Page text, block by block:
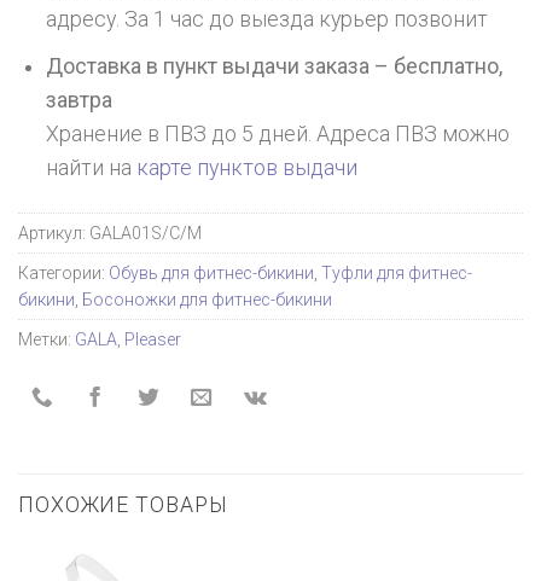
адресу. За 1 час до выезда курьер позвонит
Доставка в пункт выдачи заказа – бесплатно,
завтра
Хранение в ПВЗ до 5 дней. Адреса ПВЗ можно
найти на карте пунктов выдачи
Артикул: GALA01S/C/M
Категории: Обувь для фитнес-бикини Туфли для фитнес-
бикини Босоножки для фитнес-бикини
Метки: GALA Pleaser
ПОХОЖИЕ ТОВАРЫ